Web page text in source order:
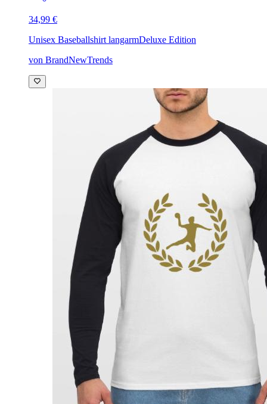
34,99 €
Unisex Baseballshirt langarmDeluxe Edition
von BrandNewTrends